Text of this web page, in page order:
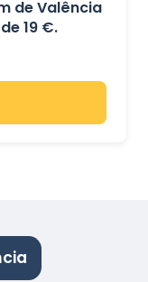
de Valência
19 €.